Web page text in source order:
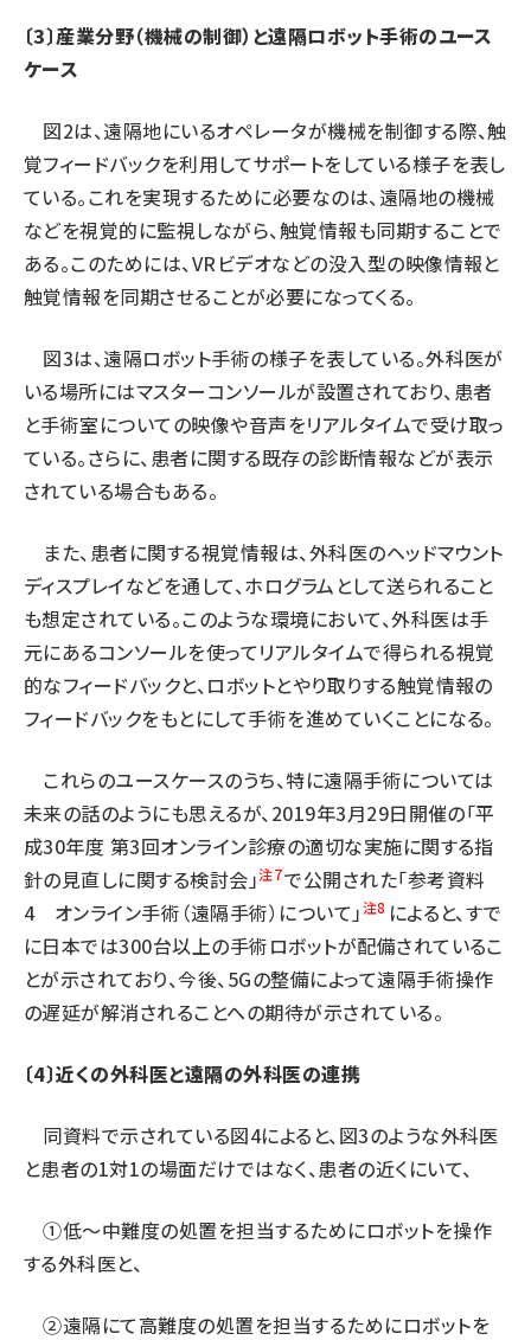
〔3〕産業分野（機械の制御）と遠隔ロボット手術のユース
ケース
図2は、遠隔地にいるオペレータが機械を制御する際、触
覚フィードバックを利用してサポートをしている様子を表し
ている。これを実現するために必要なのは、遠隔地の機械
などを視覚的に監視しながら、触覚情報も同期することで
ある。このためには、VRビデオなどの没入型の映像情報と
触覚情報を同期させることが必要になってくる。
図3は、遠隔ロボット手術の様子を表している。外科医が
いる場所にはマスターコンソールが設置されており、患者
と手術室についての映像や音声をリアルタイムで受け取っ
ている。さらに、患者に関する既存の診断情報などが表示
されている場合もある。
また、患者に関する視覚情報は、外科医のヘッドマウント
ディスプレイなどを通して、ホログラムとして送られること
も想定されている。このような環境において、外科医は手
元にあるコンソールを使ってリアルタイムで得られる視覚
的なフィードバックと、ロボットとやり取りする触覚情報の
フィードバックをもとにして手術を進めていくことになる。
これらのユースケースのうち、特に遠隔手術については
未来の話のようにも思えるが、2019年3月29日開催の「平
成30年度 第3回オンライン診療の適切な実施に関する指
針の見直しに関する検討会」注7で公開された「参考資料
4 オンライン手術（遠隔手術）について」注8 によると、すで
に日本では300台以上の手術ロボットが配備されているこ
とが示されており、今後、5Gの整備によって遠隔手術操作
の遅延が解消されることへの期待が示されている。
〔4〕近くの外科医と遠隔の外科医の連携
同資料で示されている図4によると、図3のような外科医
と患者の1対1の場面だけではなく、患者の近くにいて、
①低〜中難度の処置を担当するためにロボットを操作
する外科医と、
②遠隔にて高難度の処置を担当するためにロボットを